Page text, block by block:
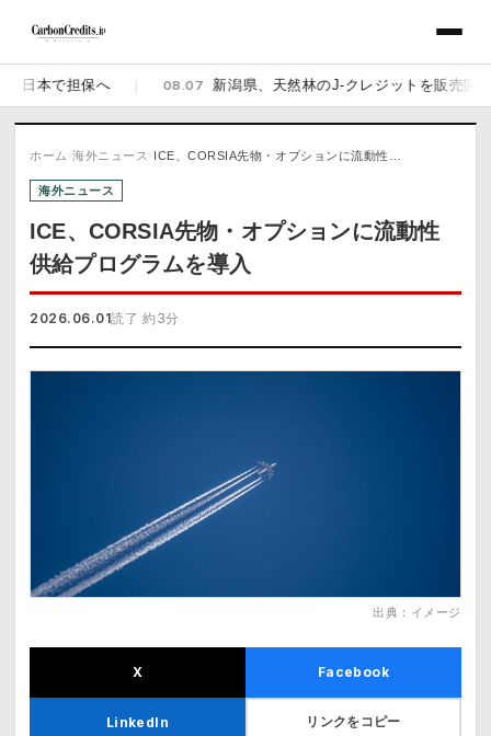
で担保へ | 新潟県、天然林のJ-クレジットを販売開始 佐
ホーム ›海外ニュース › ICE、CORSIA先物・オプションに流動性…
海外ニュース
ICE、CORSIA先物・オプションに流動性
供給プログラムを導入
2026.06.01読了 約3分
出典：イメージ
X Facebook
LinkedIn リンクをコピー